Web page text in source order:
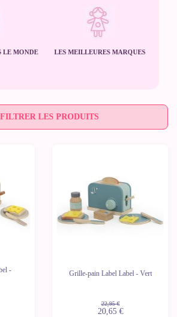
LE MONDE LES MEILLEURES MARQUES
FILTRER LES PRODUITS
- Grille-pain Label Label - Vert
22,95 €
20,65 €